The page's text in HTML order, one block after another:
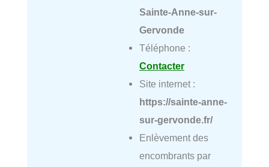
Sainte-Anne-sur-
Gervonde
Téléphone :
Contacter
Site internet :
https://sainte-anne-
sur-gervonde.fr/
Enlèvement des
encombrants par